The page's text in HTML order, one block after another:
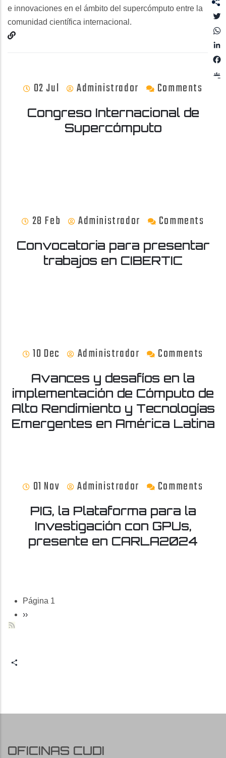
e innovaciones en el ámbito del supercómputo entre la
comunidad científica internacional.
02 Jul Administrador Comments
Congreso Internacional de
Supercómputo
28 Feb Administrador Comments
Convocatoria para presentar
trabajos en CIBERTIC
10 Dec Administrador Comments
Avances y desafíos en la
implementación de Cómputo de
Alto Rendimiento y Tecnologías
Emergentes en América Latina
01 Nov Administrador Comments
PIG, la Plataforma para la
Investigación con GPUs,
presente en CARLA2024
Paginación
Página 1
Siguiente
››
OFICINAS CUDI